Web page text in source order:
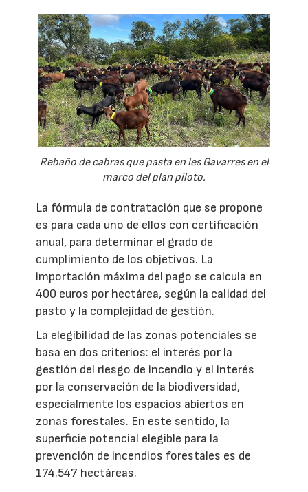
Rebaño de cabras que pasta en les Gavarres en el
marco del plan piloto.
La fórmula de contratación que se propone
es para cada uno de ellos con certificación
anual, para determinar el grado de
cumplimiento de los objetivos. La
importación máxima del pago se calcula en
400 euros por hectárea, según la calidad del
pasto y la complejidad de gestión.
La elegibilidad de las zonas potenciales se
basa en dos criterios: el interés por la
gestión del riesgo de incendio y el interés
por la conservación de la biodiversidad,
especialmente los espacios abiertos en
zonas forestales. En este sentido, la
superficie potencial elegible para la
prevención de incendios forestales es de
174.547 hectáreas.